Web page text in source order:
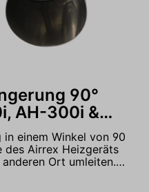
90°
AH-300i &
einem Winkel von 90
des Airrex Heizgeräts
Ort umleiten.